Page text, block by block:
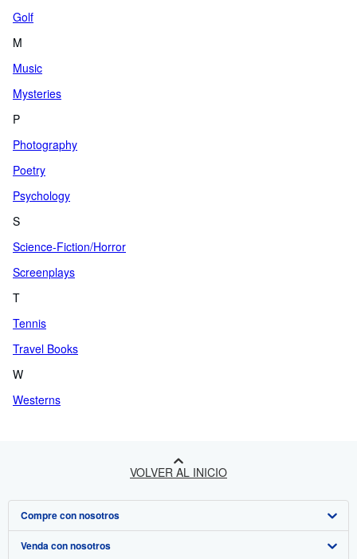
Golf
M
Music
Mysteries
P
Photography
Poetry
Psychology
S
Science-Fiction/Horror
Screenplays
T
Tennis
Travel Books
W
Westerns
VOLVER AL INICIO
Compre con nosotros
Búsqueda avanzada
Venda con nosotros